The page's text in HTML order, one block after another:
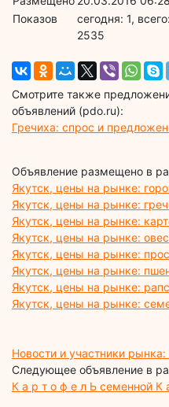
Показов
cегодня: 1, всего:
2535
Смотрите также
объявлений (pdo.ru):
Гречиха: спрос и
Объявление размещено в
Якутск, цены на рынке:
Якутск, цены на рынке:
Якутск, цены на рынке:
Якутск, цены на рынке: овес
Якутск, цены на рынке:
Якутск, цены на рынке:
Якутск, цены на рынке: рапс
Якутск, цены на рынке:
Новости и участники
Следующее объявление в
К а р т о ф е л Ь семенной К